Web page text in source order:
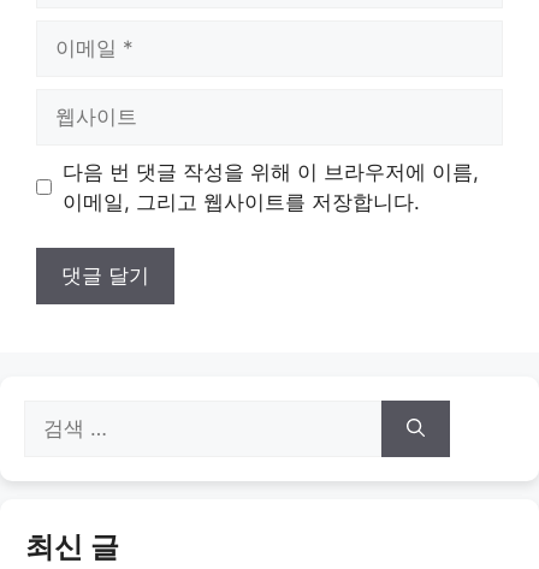
트
다음 번 댓글 작성을 위해 이 브라우저에 이름,
이메일, 그리고 웹사이트를 저장합니다.
색:
최신 글